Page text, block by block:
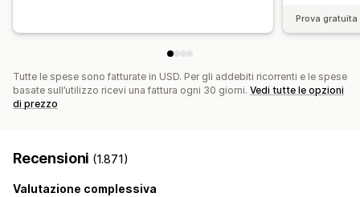
Prova
Tutte le spese sono fatturate in USD. Per gli addebiti ricorrenti e le spese
basate sull’utilizzo ricevi una fattura ogni 30 giorni. Vedi tutte le opzioni
di prezzo
Recensioni (1.871)
Valutazione complessiva